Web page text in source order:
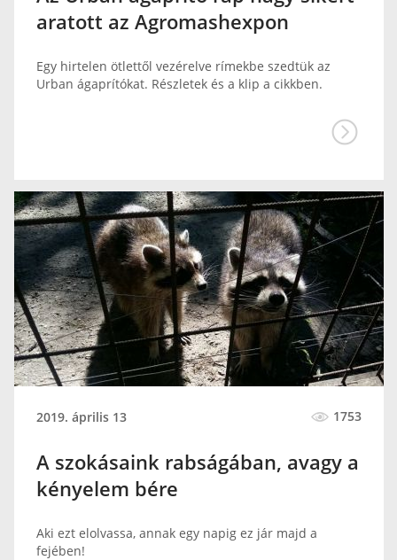
aratott az Agromashexpon
Egy hirtelen ötlettől vezérelve rímekbe szedtük az
Urban ágaprítókat. Részletek és a klip a cikkben.
2019. április 13 1753
A szokásaink rabságában, avagy a
kényelem bére
Aki ezt elolvassa, annak egy napig ez jár majd a
fejében!